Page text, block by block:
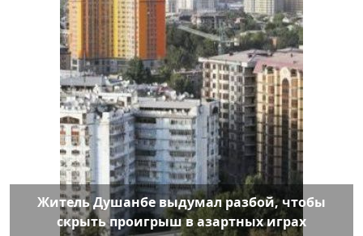
Житель Душанбе выдумал разбой, чтобы
скрыть проигрыш в азартных играх